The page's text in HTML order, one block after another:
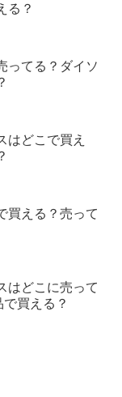
る？
ってる？ダイソ
はどこで買え
買える？売って
はどこに売って
買える？